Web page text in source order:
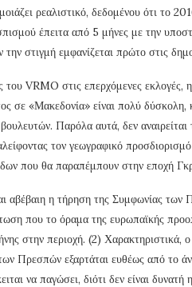
ρεαλιστικό, δεδομένου ότι το
έπειτα από 5 μήνες με την
στιγμή εμφανίζεται πρώτο στις
του VRMO στις επερχόμενες
σε «Μακεδονία» είναι πολύ δύσκολη,
Παρόλα αυτά, δεν
τον γεωγραφικό
που θα παραπέμπουν στην εποχή
αβέβαιη η τήρηση της Συμφωνίας
που το όραμα της ευρωπαϊκής
στην περιοχή. (2)
Πρεσπών εξαρτάται ευθέως από το
να παγώσει, διότι δεν είναι